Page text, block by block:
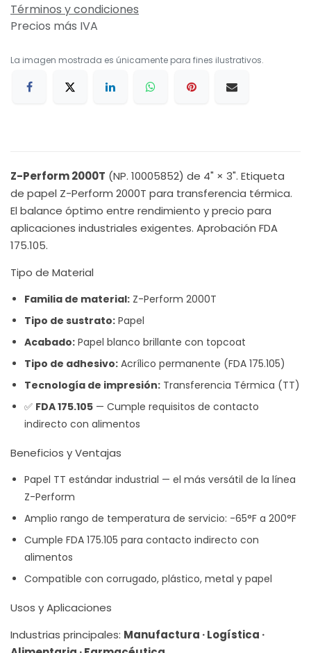
Términos y condiciones
Precios más IVA
La imagen mostrada es únicamente para fines ilustrativos.
Z-Perform 2000T (NP. 10005852) de 4" × 3". Etiqueta
de papel Z-Perform 2000T para transferencia térmica.
El balance óptimo entre rendimiento y precio para
aplicaciones industriales exigentes. Aprobación FDA
175.105.
Tipo de Material
Familia de material: Z-Perform 2000T
Tipo de sustrato: Papel
Acabado: Papel blanco brillante con topcoat
Tipo de adhesivo: Acrílico permanente (FDA 175.105)
Tecnología de impresión: Transferencia Térmica (TT)
✅ FDA 175.105 — Cumple requisitos de contacto
indirecto con alimentos
Beneficios y Ventajas
Papel TT estándar industrial — el más versátil de la línea
Z-Perform
Amplio rango de temperatura de servicio: -65°F a 200°F
Cumple FDA 175.105 para contacto indirecto con
alimentos
Compatible con corrugado, plástico, metal y papel
Usos y Aplicaciones
Industrias principales: Manufactura · Logística ·